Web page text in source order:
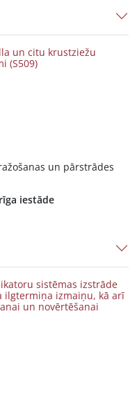
un citu krustziežu
(S509)
un pārstrādes
iestāde
sistēmas izstrāde
ilgtermiņa izmaiņu, kā arī
un novērtēšanai